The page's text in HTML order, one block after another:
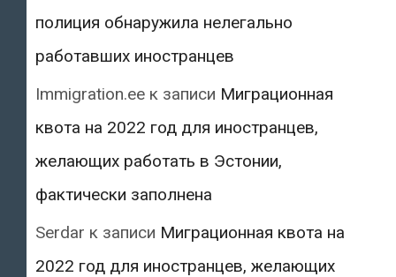
полиция обнаружила нелегально
работавших иностранцев
Immigration.ee к записи Миграционная
квота на 2022 год для иностранцев,
желающих работать в Эстонии,
фактически заполнена
Serdar к записи Миграционная квота на
2022 год для иностранцев, желающих